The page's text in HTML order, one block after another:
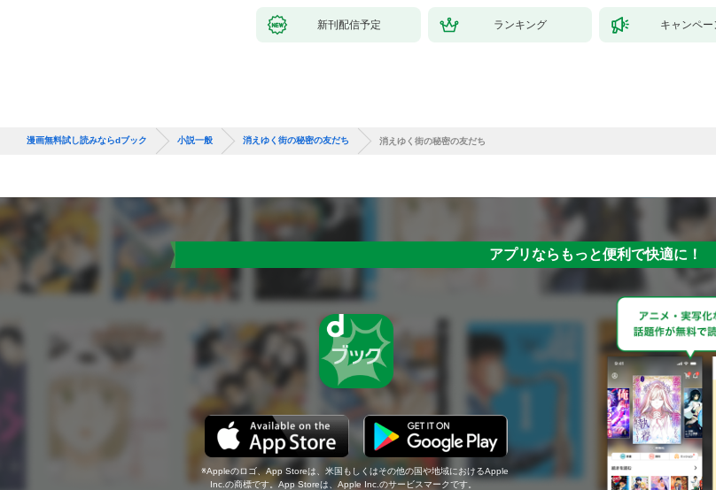
新刊配信予定 ランキング キャンペー
漫画無料試し読みならdブック 小説一般 消えゆく街の秘密の友だち 消えゆく街の秘密の友だち
アプリならもっと便利で快適に！
Appleのロゴ、App Storeは、米国もしくはその他の国や地域におけるApple
Inc.の商標です。App Storeは、Apple Inc.のサービスマークです。